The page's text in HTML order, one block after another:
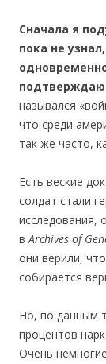
Сначала я
пока не
назывался
что среди
так же часто,
Есть веские
солдат стали
исследования,
вArchives of
они верили,
собирается
Но, по данным
процентов
Очень